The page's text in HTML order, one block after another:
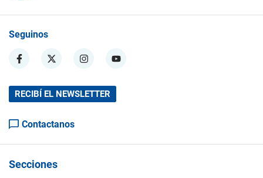
Seguinos
RECIBÍ EL NEWSLETTER
Contactanos
Secciones